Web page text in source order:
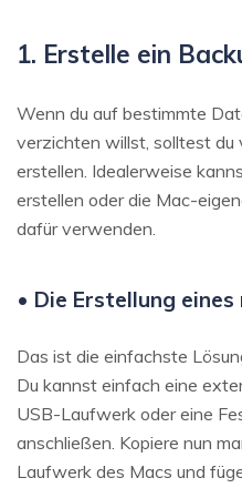
1. Erstelle ein
Wenn du auf bestimmte
verzichten willst, solltest du
erstellen. Idealerweise
erstellen oder die Mac-
dafür verwenden.
• Die Erstellung
Das ist die einfachste
Du kannst einfach eine
USB-Laufwerk oder eine
anschließen. Kopiere nun
Laufwerk des Macs und